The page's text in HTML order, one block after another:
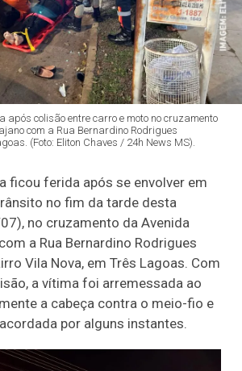
após colisão entre carro e moto no cruzamento
com a Rua Bernardino Rodrigues
(Foto: Eliton Chaves / 24h News MS).
ficou ferida após se envolver em
no fim da tarde desta
no cruzamento da Avenida
a Rua Bernardino Rodrigues
Vila Nova, em Três Lagoas. Com
a vítima foi arremessada ao
a cabeça contra o meio-fio e
por alguns instantes.